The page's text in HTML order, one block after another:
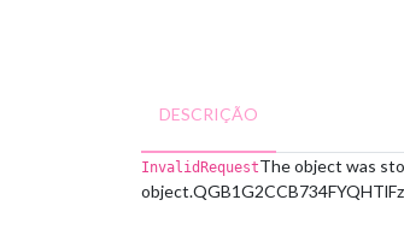
DESCRIÇÃO
InvalidRequestThe object was
object.QGB1G2CCB734FYQH